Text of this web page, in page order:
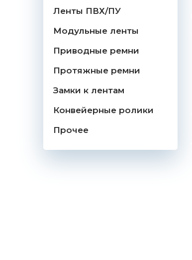
Ленты ПВХ/ПУ
Модульные ленты
Приводные ремни
Протяжные ремни
Замки к лентам
Конвейерные ролики
Прочее